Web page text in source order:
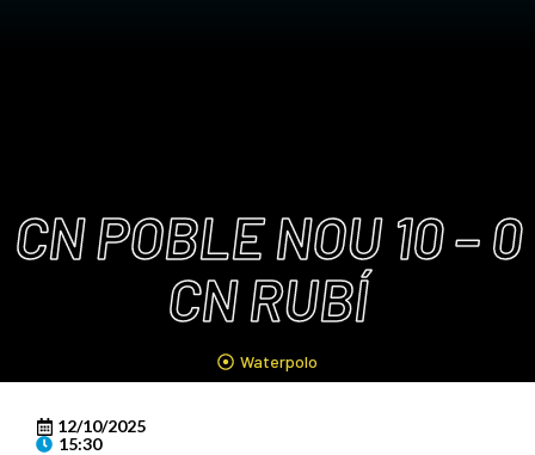
CN POBLE NOU 10 – 0
CN RUBÍ
Waterpolo
12/10/2025
15:30